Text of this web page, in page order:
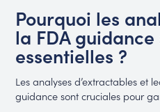
Pourquoi les
la FDA
essentielles ?
Les analyses d’extractables et
guidance sont cruciales pour